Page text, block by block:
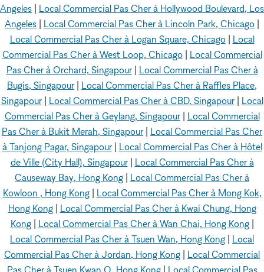
Angeles
Local Commercial Pas Cher à Hollywood Boulevard, Los
Angeles
Local Commercial Pas Cher à Lincoln Park, Chicago
Local Commercial Pas Cher à Logan Square, Chicago| Local
Commercial Pas Cher à West Loop, Chicago| Local Commercial
Pas Cher à Orchard, Singapour| Local Commercial Pas Cher à
Bugis, Singapour
Local Commercial Pas Cher à Raffles Place,
Singapour| Local Commercial Pas Cher à CBD, Singapour| Local
Commercial Pas Cher à Geylang, Singapour| Local Commercial
Pas Cher à Bukit Merah, Singapour
Local Commercial Pas Cher
à Tanjong Pagar, Singapour| Local Commercial Pas Cher à Hôtel
de Ville (City Hall), Singapour| Local Commercial Pas Cher à
Causeway Bay, Hong Kong
Local Commercial Pas Cher à
Kowloon , Hong Kong| Local Commercial Pas Cher à Mong Kok,
Hong Kong| Local Commercial Pas Cher à Kwai Chung, Hong
Kong| Local Commercial Pas Cher à Wan Chai, Hong Kong|
Local Commercial Pas Cher à Tsuen Wan, Hong Kong
Local
Commercial Pas Cher à Jordan, Hong Kong
Local Commercial
Pas Cher à Tsuen Kwan O, Hong Kong| Local Commercial Pas